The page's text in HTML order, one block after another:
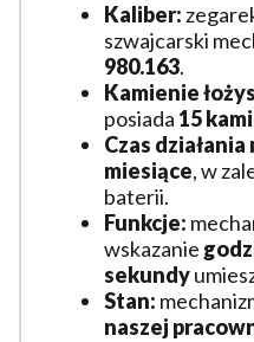
Kaliber:
szwajcarski
980.163.
Kamienie
posiada 15
Czas
miesiące, w
baterii.
Funkcje:
wskazanie
sekundy
Stan:
naszej